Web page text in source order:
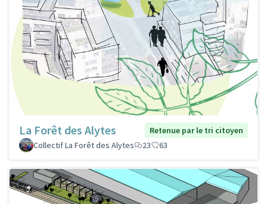
La Forêt des Alytes
Retenue par le tri citoyen
Collectif La Forêt des Alytes
23 63